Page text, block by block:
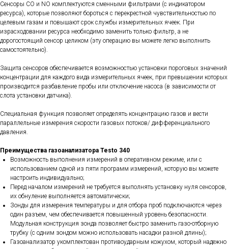
Сенсоры СО и NO комплектуются сменными фильтрами (с индикатором
ресурса), которые позволяют бороться с перекрестной чувствительностью по
целевым газам и повышают срок службы измерительных ячеек. При
израсходовании ресурса необходимо заменить только фильтр, а не
дорогостоящий сенсор целиком (эту операцию вы можете легко выполнить
самостоятельно).
Защита сенсоров обеспечивается возможностью установки пороговых значений
концентрации для каждого вида измерительных ячеек, при превышении которых
производится разбавление пробы или отключение насоса (в зависимости от
слота установки датчика).
Специальная функция позволяет определять концентрацию газов и вести
параллельные измерения скорости газовых потоков/ дифференциального
давления.
Преимущества газоанализатора Testo 340
Возможность выполнения измерений в оперативном режиме, или с
использованием одной из пяти программ измерений, которую вы можете
настроить индивидуально;
Перед началом измерений не требуется выполнять установку нуля сенсоров,
их обнуление выполняется автоматически;
Зонды для измерения температуры и для отбора проб подключаются через
один разъем, чем обеспечивается повышенный уровень безопасности.
Модульная конструкция зонда позволяет быстро заменить газо-отборную
трубку (с одним зондом можно использовать насадки разной длины);
Газоанализатор укомплектован противоударным кожухом, который надежно